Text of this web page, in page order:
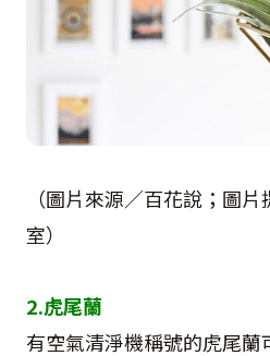
（圖片來源／百花說；圖
室）
2.虎尾蘭
有空氣清淨機稱號的虎尾